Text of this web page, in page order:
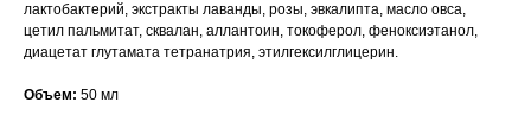
лактобактерий, экстракты лаванды, розы, эвкалипта, масло овса,
цетил пальмитат, сквалан, аллантоин, токоферол, феноксиэтанол,
диацетат глутамата тетранатрия, этилгексилглицерин.
Объем: 50 мл